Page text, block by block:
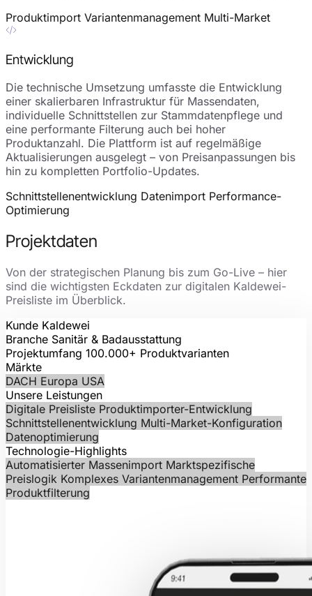
Produktimport Variantenmanagement Multi-Market
Entwicklung
Die technische Umsetzung umfasste die Entwicklung
einer skalierbaren Infrastruktur für Massendaten,
individuelle Schnittstellen zur Stammdatenpflege und
eine performante Filterung auch bei hoher
Produktanzahl. Die Plattform ist auf regelmäßige
Aktualisierungen ausgelegt – von Preisanpassungen bis
hin zu kompletten Portfolio-Updates.
Schnittstellenentwicklung Datenimport Performance-
Optimierung
Projektdaten
Von der strategischen Planung bis zum Go-Live – hier
sind die wichtigsten Eckdaten zur digitalen Kaldewei-
Preisliste im Überblick.
Kunde Kaldewei
Branche Sanitär & Badausstattung
Projektumfang 100.000+ Produktvarianten
Märkte
DACH Europa USA
Unsere Leistungen
Digitale Preisliste Produktimporter-Entwicklung
Schnittstellenentwicklung Multi-Market-Konfiguration
Datenoptimierung
Technologie-Highlights
Automatisierter Massenimport Marktspezifische
Preislogik Komplexes Variantenmanagement Performante
Produktfilterung